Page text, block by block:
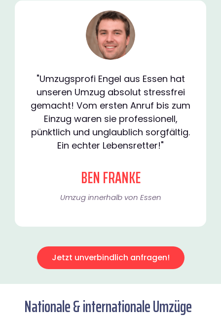
"Umzugsprofi Engel aus Essen hat
unseren Umzug absolut stressfrei
gemacht! Vom ersten Anruf bis zum
Einzug waren sie professionell,
pünktlich und unglaublich sorgfältig.
Ein echter Lebensretter!"
BEN FRANKE
Umzug innerhalb von Essen​
Jetzt unverbindlich anfragen!
Nationale & internationale Umzüge